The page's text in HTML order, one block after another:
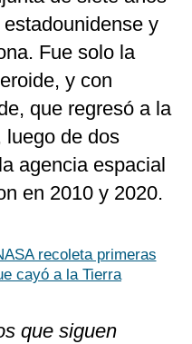
y
Fue solo la
y con
que regresó a la
luego de dos
agencia espacial
en 2010 y 2020.
recoleta primeras
cayó a la Tierra
que siguen